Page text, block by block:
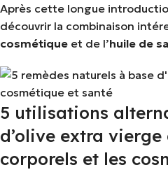
Après cette longue
découvrir la combinaison
cosmétique et de l’huile de
5 utilisations
d’olive extra vierge
corporels et les